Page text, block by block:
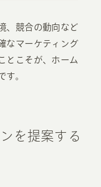
、競合の動向など
なマーケティング
とこそが、ホーム
す。
を提案する